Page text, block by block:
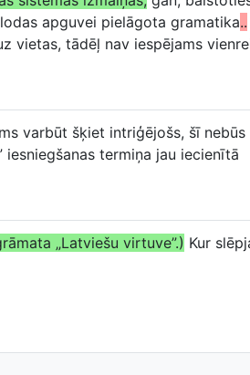
apguvei pielāgota gramatika..
vietas, tādēļ nav iespējams
varbūt šķiet intriģējošs, šī nebūs
termiņa jau iecienītā
„Latviešu virtuve”.) Kur